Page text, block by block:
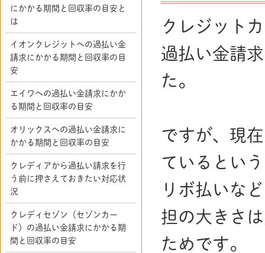
クレジット
過払い金請
た。
ですが、現
ているとい
リボ払いな
担の大きさ
ためです。
にかかる期間と回収率の目安と
は
イオンクレジットへの過払い金
請求にかかる期間と回収率の目
安
エイワへの過払い金請求にかか
る期間と回収率の目安
オリックスへの過払い金請求に
かかる期間と回収率の目安
クレディアから過払い請求を行
う前に押さえておきたい対応状
況
クレディセゾン（セゾンカー
ド）の過払い金請求にかかる期
間と回収率の目安